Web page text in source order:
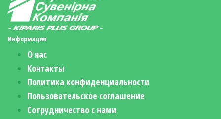
Информация
О нас
Контакты
Политика конфиденциальности
Пользовательское соглашение
Сотрудничество с нами